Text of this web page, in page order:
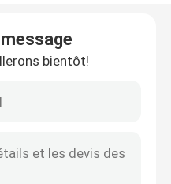
bientôt!